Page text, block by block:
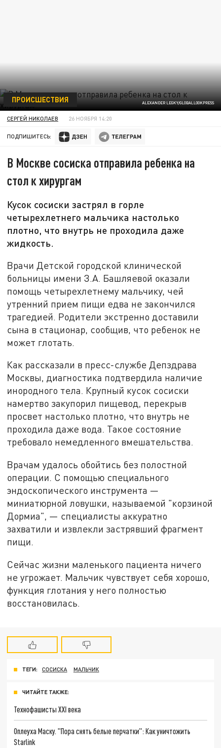
ALEXANDER LEGKY/GLOBALLOOKPRESS
ПРОИСШЕСТВИЯ
СЕРГЕЙ НИКОЛАЕВ 26 НОЯБРЯ 14:20
ПОДПИШИТЕСЬ:
В Москве сосиска отправила ребенка на
стол к хирургам
Кусок сосиски застрял в горле
четырехлетнего мальчика настолько
плотно, что внутрь не проходила даже
жидкость.
Врачи Детской городской клинической
больницы имени З.А. Башляевой оказали
помощь четырехлетнему мальчику, чей
утренний прием пищи едва не закончился
трагедией. Родители экстренно доставили
сына в стационар, сообщив, что ребенок не
может глотать.
Как рассказали в пресс-службе Депздрава
Москвы, диагностика подтвердила наличие
инородного тела. Крупный кусок сосиски
намертво закупорил пищевод, перекрыв
просвет настолько плотно, что внутрь не
проходила даже вода. Такое состояние
требовало немедленного вмешательства.
Врачам удалось обойтись без полостной
операции. С помощью специального
эндоскопического инструмента —
миниатюрной ловушки, называемой "корзиной
Дормиа", — специалисты аккуратно
захватили и извлекли застрявший фрагмент
пищи.
Сейчас жизни маленького пациента ничего
не угрожает. Мальчик чувствует себя хорошо,
функция глотания у него полностью
восстановилась.
ТЕГИ: СОСИСКА МАЛЬЧИК
ЧИТАЙТЕ ТАКЖЕ:
Технофашисты XXI века
Оплеуха Маску. "Пора снять белые перчатки": Как уничтожить
Starlink